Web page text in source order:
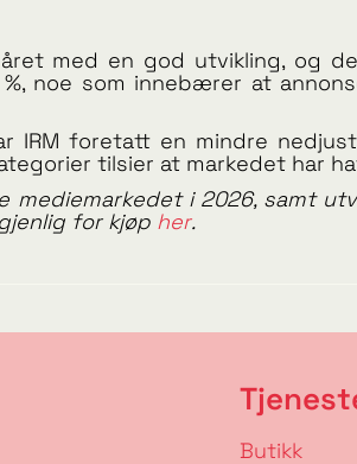
med en god utvikling, og
noe som innebærer at
IRM foretatt en mindre
tilsier at markedet har
i 2026, samt
for kjøp her.
Butikk